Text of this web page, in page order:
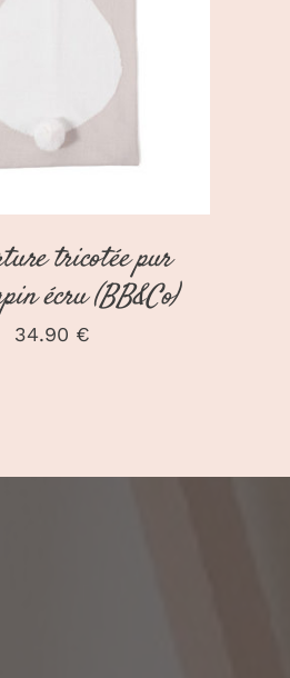
tricotée pur
écru (BB&Co)
34.90 €